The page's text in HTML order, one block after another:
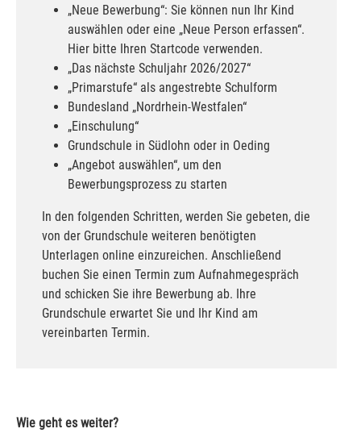
„Neue Bewerbung“: Sie können nun Ihr Kind
auswählen oder eine „Neue Person erfassen“.
Hier bitte Ihren Startcode verwenden.
„Das nächste Schuljahr 2026/2027“
„Primarstufe“ als angestrebte Schulform
Bundesland „Nordrhein-Westfalen“
„Einschulung“
Grundschule in Südlohn oder in Oeding
„Angebot auswählen“, um den
Bewerbungsprozess zu starten
In den folgenden Schritten, werden Sie gebeten, die
von der Grundschule weiteren benötigten
Unterlagen online einzureichen. Anschließend
buchen Sie einen Termin zum Aufnahmegespräch
und schicken Sie ihre Bewerbung ab. Ihre
Grundschule erwartet Sie und Ihr Kind am
vereinbarten Termin.
Wie geht es weiter?